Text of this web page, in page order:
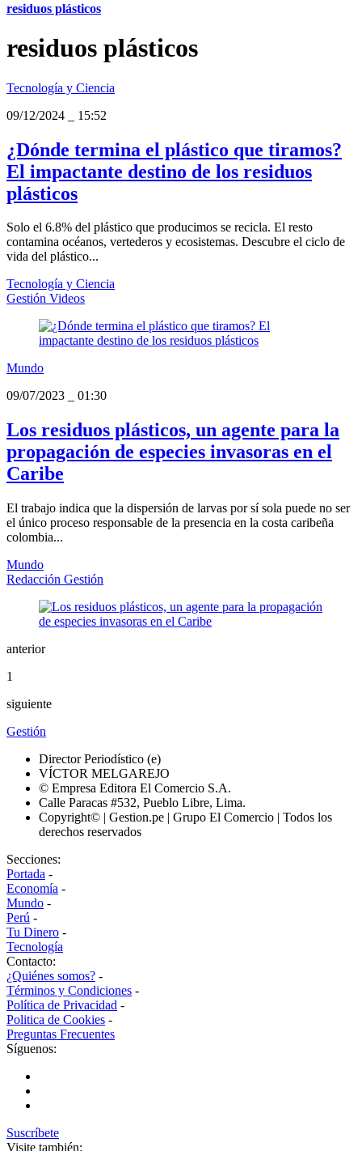
residuos plásticos
residuos plásticos
Tecnología y Ciencia
09/12/2024
15:52
¿Dónde termina el plástico que tiramos?
El impactante destino de los residuos
plásticos
Solo el 6.8% del plástico que producimos se recicla. El resto
contamina océanos, vertederos y ecosistemas. Descubre el ciclo de
vida del plástico...
Tecnología y Ciencia
Gestión Videos
Mundo
09/07/2023
01:30
Los residuos plásticos, un agente para la
propagación de especies invasoras en el
Caribe
El trabajo indica que la dispersión de larvas por sí sola puede no ser
el único proceso responsable de la presencia en la costa caribeña
colombia...
Mundo
Redacción Gestión
anterior
1
siguiente
Gestión
Director Periodístico (e)
VÍCTOR MELGAREJO
© Empresa Editora El Comercio S.A.
Calle Paracas #532, Pueblo Libre, Lima.
Copyright© | Gestion.pe | Grupo El Comercio | Todos los
derechos reservados
Secciones:
Portada -
Economía -
Mundo -
Perú -
Tu Dinero -
Tecnología
Contacto:
¿Quiénes somos? -
Términos y Condiciones -
Política de Privacidad -
Politica de Cookies -
Preguntas Frecuentes
Síguenos:
Suscríbete
Visite también: